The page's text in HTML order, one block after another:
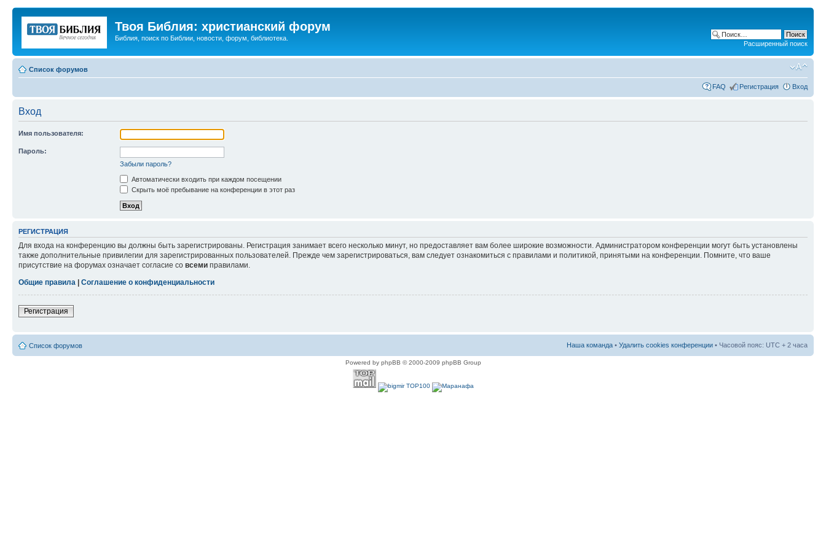
Твоя Библия: христианский форум
Библия, поиск по Библии, новости, форум, библиотека.
Расширенный поиск
Список форумов
FAQ Регистрация Вход
Вход
Имя пользователя:
Пароль:
Забыли пароль?
Автоматически входить при каждом посещении
Скрыть моё пребывание на конференции в этот раз
РЕГИСТРАЦИЯ
Для входа на конференцию вы должны быть зарегистрированы. Регистрация занимает всего несколько минут, но предоставляет вам более широкие возможности. Администратором конференции могут быть установлены
также дополнительные привилегии для зарегистрированных пользователей. Прежде чем зарегистрироваться, вам следует ознакомиться с правилами и политикой, принятыми на конференции. Помните, что ваше
присутствие на форумах означает согласие со всеми правилами.
Общие правила
Соглашение о конфиденциальности
Регистрация
Список форумов Наша команда • Удалить cookies конференции • Часовой пояс: UTC + 2 часа
Powered by phpBB © 2000-2009 phpBB Group